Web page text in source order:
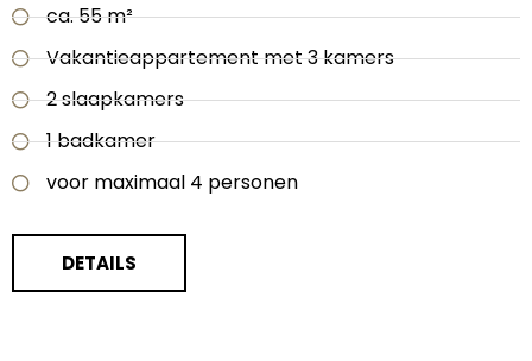
ca. 55 m²
Vakantieappartement met 3 kamers
2 slaapkamers
1 badkamer
voor maximaal 4 personen
DETAILS